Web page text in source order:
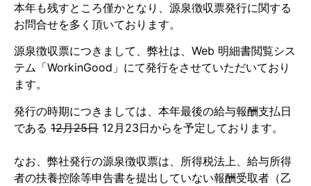
本年も残すところ僅かとなり、源泉徴収票発行に関する
お問合せを多く頂いております。
源泉徴収票につきまして、弊社は、Web 明細書閲覧シス
テム「WorkinGood」にて発行をさせていただいており
ます。
発行の時期につきましては、本年最後の給与報酬支払日
である 12月25日 12月23日からを予定しております。
なお、弊社発行の源泉徴収票は、所得税法上、給与所得
者の扶養控除等申告書を提出していない報酬受取者（乙